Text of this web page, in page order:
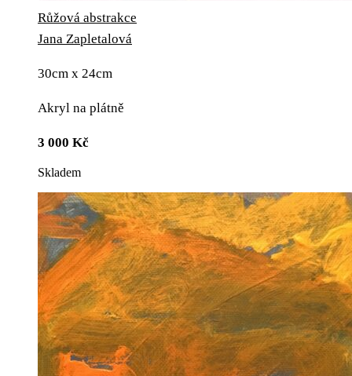
Růžová abstrakce
Jana Zapletalová
30cm x 24cm
Akryl na plátně
3 000 Kč
Skladem